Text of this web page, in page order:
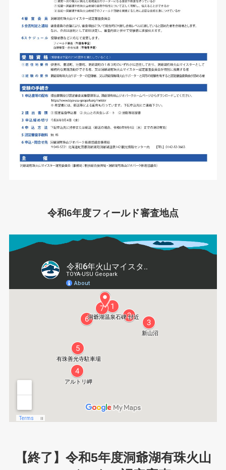
令和6年度フィールド審査地点
【終了】令和5年度洞爺湖有珠火山